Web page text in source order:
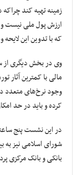
زمینه تهیه کند
ارزش پول ملی نیست و
که با تدوین این
وی در بخش دیگری از
مالی با کمترین
وجود نرخ‌های متعدد در
کرده و باید در حد
در این نشست پنج
شورای اسلامی نیز به
بانکی و بانک مرکزی